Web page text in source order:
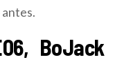
antes.
BoJack